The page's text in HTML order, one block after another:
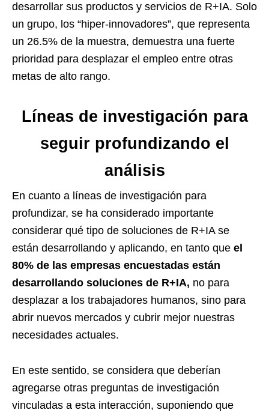
desarrollar sus productos y servicios de R+IA. Solo
un grupo, los “hiper-innovadores”, que representa
un 26.5% de la muestra, demuestra una fuerte
prioridad para desplazar el empleo entre otras
metas de alto rango.
Líneas de investigación para
seguir profundizando el
análisis
En cuanto a líneas de investigación para
profundizar, se ha considerado importante
considerar qué tipo de soluciones de R+IA se
están desarrollando y aplicando, en tanto que el
80% de las empresas encuestadas están
desarrollando soluciones de R+IA, no para
desplazar a los trabajadores humanos, sino para
abrir nuevos mercados y cubrir mejor nuestras
necesidades actuales.
En este sentido, se considera que deberían
agregarse otras preguntas de investigación
vinculadas a esta interacción, suponiendo que